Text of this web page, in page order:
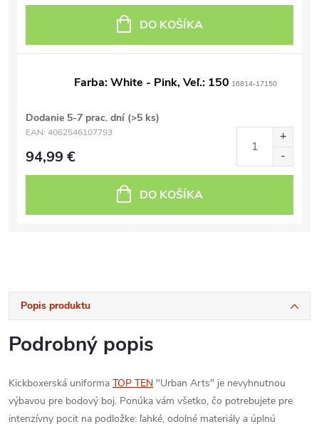
DO KOŠÍKA
Farba: White - Pink, Veľ.: 150 16814-17150
Dodanie 5-7 prac. dní (>5 ks)
EAN: 4062546107793
94,99 €
DO KOŠÍKA
Popis produktu
Podrobný popis
Kickboxerská uniforma TOP TEN "Urban Arts" je nevyhnutnou
výbavou pre bodový boj. Ponúka vám všetko, čo potrebujete pre
intenzívny pocit na podložke: ľahké, odolné materiály a úplnú